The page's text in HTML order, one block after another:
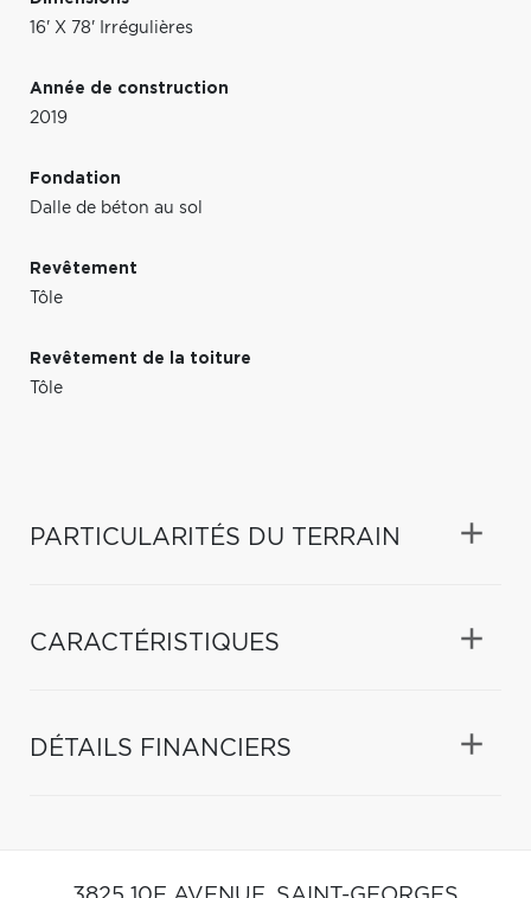
16' X 78' Irrégulières
Année de construction
2019
Fondation
Dalle de béton au sol
Revêtement
Tôle
Revêtement de la toiture
Tôle
PARTICULARITÉS DU TERRAIN
CARACTÉRISTIQUES
DÉTAILS FINANCIERS